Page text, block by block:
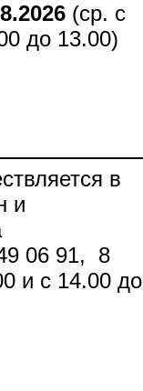
(ср. с
до 13.00)
в
и
06 91, 8
и с 14.00 до